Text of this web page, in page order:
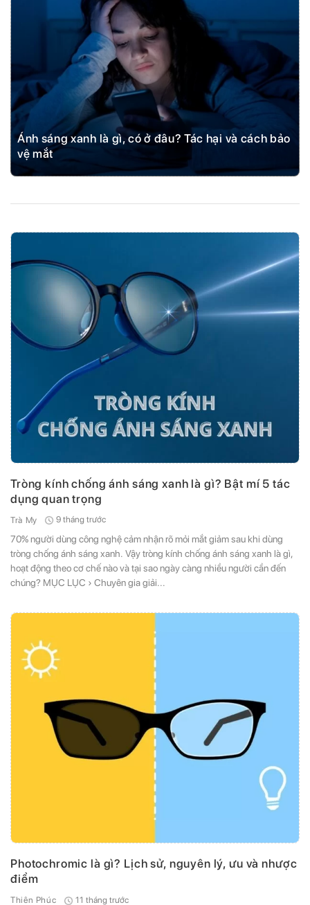
Ánh sáng xanh là gì, có ở đâu? Tác hại và cách bảo
vệ mắt
Tròng kính chống ánh sáng xanh là gì? Bật mí 5 tác
dụng quan trọng
Trà My 9 tháng trước
70% người dùng công nghệ cảm nhận rõ mỏi mắt giảm sau khi dùng
tròng chống ánh sáng xanh. Vậy tròng kính chống ánh sáng xanh là gì,
hoạt động theo cơ chế nào và tại sao ngày càng nhiều người cần đến
chúng? MỤC LỤC › Chuyên gia giải...
Photochromic là gì? Lịch sử, nguyên lý, ưu và nhược
điểm
Thiên Phúc 11 tháng trước